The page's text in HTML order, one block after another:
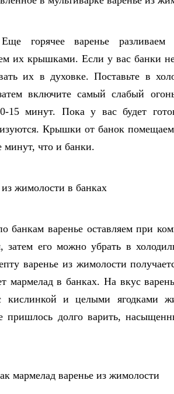
горячее варенье разливаем
их крышками. Если у вас банки
их в духовке. Поставьте в
включите самый слабый
15 минут. Пока у вас будет
Крышки от банок
минут, что и банки.
банкам варенье оставляем при
затем его можно убрать в
варенье из жимолости
мармелад в банках. На вкус
кислинкой и целыми ягодками
пришлось долго варить,